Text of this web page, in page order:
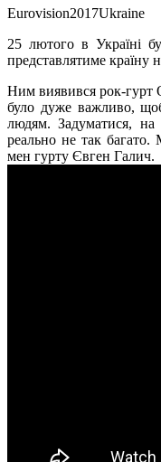
Eurovision2017Ukraine
25 лютого в Україні
представлятиме країну
Ним виявився рок-гурт
було дуже важливо,
людям. Задуматися,
реально не так
мен гурту Євген Галич.